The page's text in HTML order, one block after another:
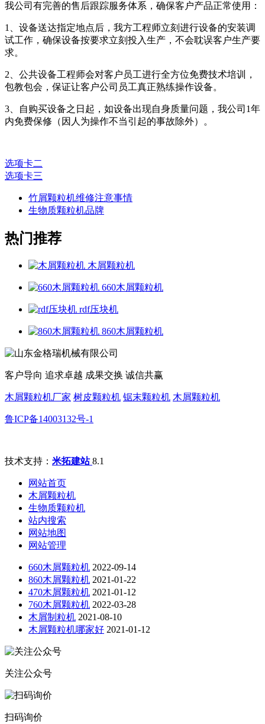
我公司有完善的售后跟踪服务体系，确保客户产品正常使用：
1、设备送达指定地点后，我方工程师立刻进行设备的安装调
试工作，确保设备按要求立刻投入生产，不会耽误客户生产要
求。
2、公共设备工程师会对客户员工进行全方位免费技术培训，
包教包会，保证让客户公司员工真正熟练操作设备。
3、自购买设备之日起，如设备出现自身质量问题，我公司1年
内免费保修（因人为操作不当引起的事故除外）。
选项卡二
选项卡三
竹屑颗粒机维修注意事情
生物质颗粒机品牌
热门推荐
木屑颗粒机
660木屑颗粒机
rdf压块机
860木屑颗粒机
客户导向 追求卓越 成果交换 诚信共赢
木屑颗粒机厂家 树皮颗粒机 锯末颗粒机 木屑颗粒机
鲁ICP备14003132号-1
技术支持： 米拓建站8.1
网站首页
木屑颗粒机
生物质颗粒机
站内搜索
网站地图
网站管理
660木屑颗粒机 2022-09-14
860木屑颗粒机 2021-01-22
470木屑颗粒机 2021-01-12
760木屑颗粒机 2022-03-28
木屑制粒机 2021-08-10
木屑颗粒机哪家好 2021-01-12
关注公众号
扫码询价